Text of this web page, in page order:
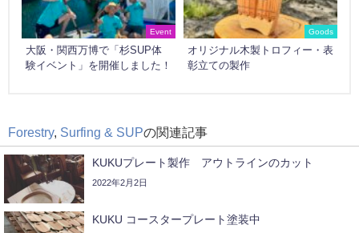
Event
大阪・関西万博で「杉SUP体
験イベント」を開催しました！
Goods
オリジナル木製トロフィー・表
彰立ての製作
Forestry, Surfing & SUPの関連記事
KUKUプレート製作 アウトラインのカット
2022年2月2日
KUKU コースタープレート塗装中